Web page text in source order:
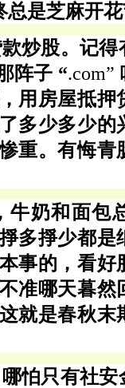
总是芝麻开
炒股。记
阵子 “.com”
用房屋抵押
多少多少的
重。有悔青
牛奶和面包
多掙少都是
事的，看好
准哪天暮然
就是春秋末
怕只有社